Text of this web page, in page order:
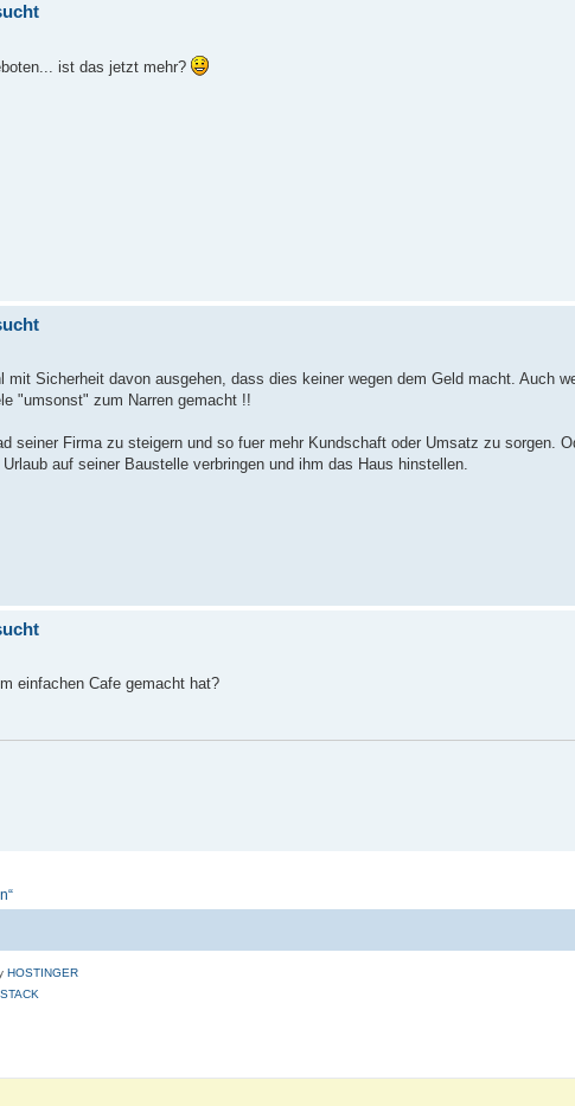
ist das jetzt mehr?
Sicherheit davon ausgehen, dass dies keiner wegen dem Geld macht. Auch
"umsonst" zum Narren gemacht !!
seiner Firma zu steigern und so fuer mehr Kundschaft oder Umsatz zu sorgen.
auf seiner Baustelle verbringen und ihm das Haus hinstellen.
einfachen Cafe gemacht hat?
HOSTINGER